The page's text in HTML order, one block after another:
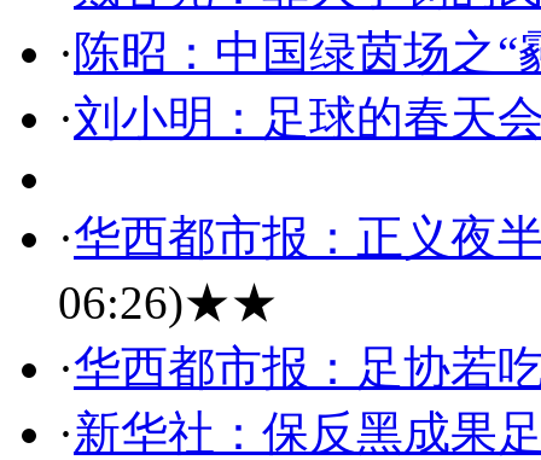
·陈昭：中国绿茵场之“
·刘小明：足球的春天
·华西都市报：正义夜
06:26)★★
·华西都市报：足协若
·新华社：保反黑成果